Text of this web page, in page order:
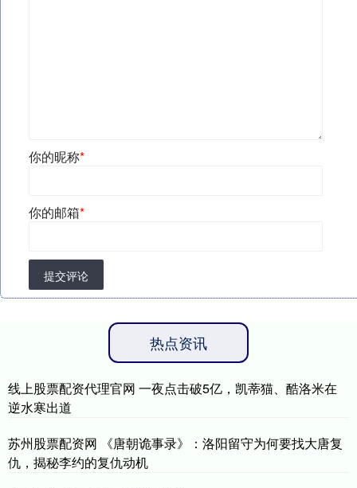
你的昵称*
你的邮箱*
提交评论
热点资讯
线上股票配资代理官网 一夜点击破5亿，凯蒂猫、酷洛米在
逆水寒出道
苏州股票配资网 《唐朝诡事录》：洛阳留守为何要找大唐复
仇，揭秘李约的复仇动机